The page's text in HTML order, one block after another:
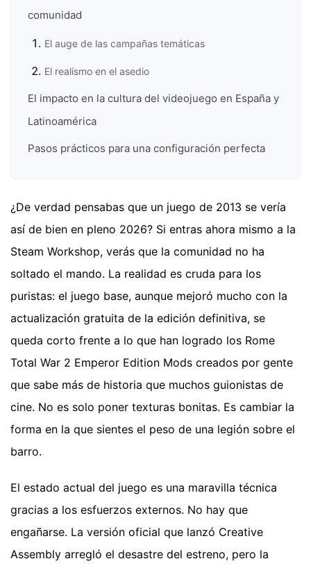
comunidad
El auge de las campañas temáticas
El realismo en el asedio
El impacto en la cultura del videojuego en España y
Latinoamérica
Pasos prácticos para una configuración perfecta
¿De verdad pensabas que un juego de 2013 se vería
así de bien en pleno 2026? Si entras ahora mismo a la
Steam Workshop, verás que la comunidad no ha
soltado el mando. La realidad es cruda para los
puristas: el juego base, aunque mejoró mucho con la
actualización gratuita de la edición definitiva, se
queda corto frente a lo que han logrado los Rome
Total War 2 Emperor Edition Mods creados por gente
que sabe más de historia que muchos guionistas de
cine. No es solo poner texturas bonitas. Es cambiar la
forma en la que sientes el peso de una legión sobre el
barro.
El estado actual del juego es una maravilla técnica
gracias a los esfuerzos externos. No hay que
engañarse. La versión oficial que lanzó Creative
Assembly arregló el desastre del estreno, pero la